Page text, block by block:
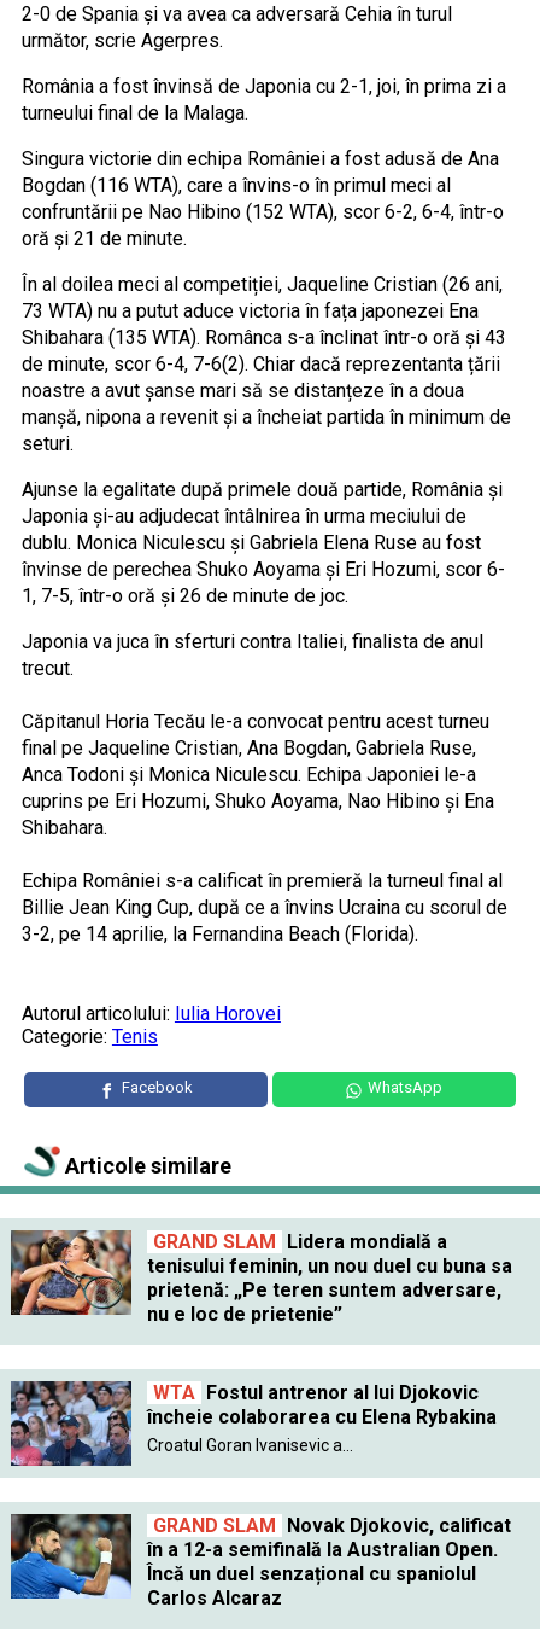
2-0 de Spania și va avea ca adversară Cehia în turul
următor, scrie Agerpres.
România a fost învinsă de Japonia cu 2-1, joi, în prima zi a
turneului final de la Malaga.
Singura victorie din echipa României a fost adusă de Ana
Bogdan (116 WTA), care a învins-o în primul meci al
confruntării pe Nao Hibino (152 WTA), scor 6-2, 6-4, într-o
oră și 21 de minute.
În al doilea meci al competiției, Jaqueline Cristian (26 ani,
73 WTA) nu a putut aduce victoria în fața japonezei Ena
Shibahara (135 WTA). Românca s-a înclinat într-o oră și 43
de minute, scor 6-4, 7-6(2). Chiar dacă reprezentanta țării
noastre a avut șanse mari să se distanțeze în a doua
manșă, nipona a revenit și a încheiat partida în minimum de
seturi.
Ajunse la egalitate după primele două partide, România și
Japonia și-au adjudecat întâlnirea în urma meciului de
dublu. Monica Niculescu și Gabriela Elena Ruse au fost
învinse de perechea Shuko Aoyama și Eri Hozumi, scor 6-
1, 7-5, într-o oră și 26 de minute de joc.
Japonia va juca în sferturi contra Italiei, finalista de anul
trecut.
Căpitanul Horia Tecău le-a convocat pentru acest turneu
final pe Jaqueline Cristian, Ana Bogdan, Gabriela Ruse,
Anca Todoni și Monica Niculescu. Echipa Japoniei le-a
cuprins pe Eri Hozumi, Shuko Aoyama, Nao Hibino și Ena
Shibahara.
Echipa României s-a calificat în premieră la turneul final al
Billie Jean King Cup, după ce a învins Ucraina cu scorul de
3-2, pe 14 aprilie, la Fernandina Beach (Florida).
Autorul articolului: Iulia Horovei
Categorie: Tenis
Facebook WhatsApp
Articole similare
GRAND SLAM Lidera mondială a
tenisului feminin, un nou duel cu buna sa
prietenă: „Pe teren suntem adversare,
nu e loc de prietenie”
WTA Fostul antrenor al lui Djokovic
încheie colaborarea cu Elena Rybakina
Croatul Goran Ivanisevic a...
GRAND SLAM Novak Djokovic, calificat
în a 12-a semifinală la Australian Open.
Încă un duel senzațional cu spaniolul
Carlos Alcaraz